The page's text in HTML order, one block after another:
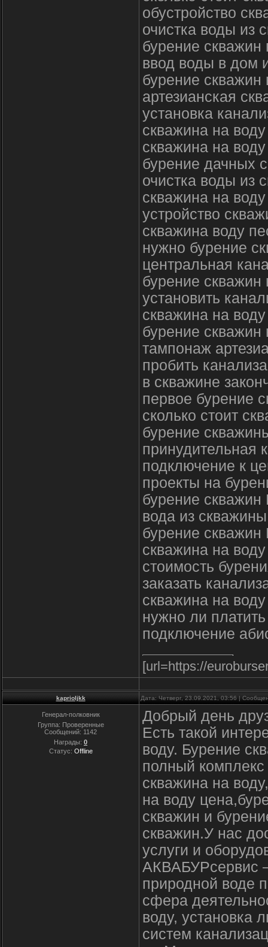
обустройство
очистка воды из
бурение скважин
ввод воды в дом
бурение скважин
артезианская
установка
скважина на
скважина на
бурение дачных
очистка воды из
скважина на
устройство
скважина воду
нужно бурение
центральная
бурение
установить
скважина на
бурение скважин
тампонаж
пробить
в скважине
первое бурение
сколько стоит
бурение
принудительная
подключение к
проекты на
бурение скважин
вода из
бурение
скважина на
стоимость
заказать
скважина на
нужно ли
подключение
[url=https://
kaprioljkk Дата: Четверг, 23.09.2021, 03:56 |
Генерал-полковник
Группа: Проверенные
Сообщений: 1142
Награды: 0
Статус: Offline
Добрый день
Есть такой
воду. Бурение
полный комплекс
скважина на
на воду
скважин и
скважин.У нас
услуги и
АКВАБУРсервис –
природной воде
сфера
воду, установка
систем